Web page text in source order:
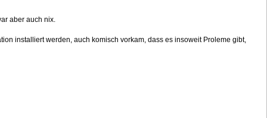
aber auch nix.
installiert werden, auch komisch vorkam, dass es insoweit Proleme gibt,